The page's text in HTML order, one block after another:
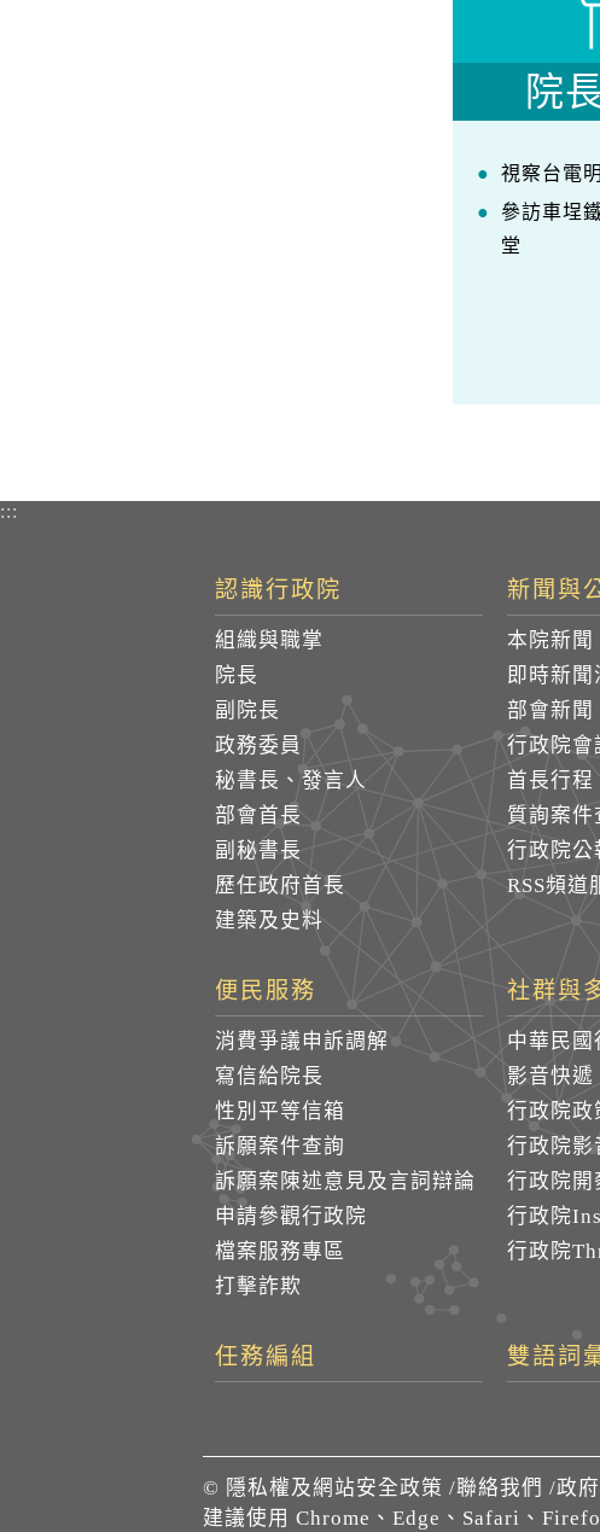
院
視察台電
參訪車埕
堂
:::
認識行政院
組織與職掌
院長
副院長
政務委員
秘書長、發言人
部會首長
副秘書長
歷任政府首長
建築及史料
新聞與
本院新聞
即時新聞
部會新聞
行政院會
首長行程
質詢案件
行政院公
RSS頻道
便民服務
消費爭議申訴調解
寫信給院長
性別平等信箱
訴願案件查詢
訴願案陳述意見及言詞辯論
申請參觀行政院
檔案服務專區
打擊詐欺
社群與
中華民國
影音快遞
行政院政
行政院影
行政院開
行政院
行政院
任務編組 雙語詞
© 隱私權及網站安全政策 /聯絡我們 /政
建議使用 Chrome、Edge、Safari、